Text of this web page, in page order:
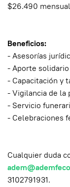
$26.490
Beneficios:
- Asesorías
- Aporte
- Capacitación y
- Vigilancia de la
- Servicio
- Celebraciones
Cualquier duda
3102791931.